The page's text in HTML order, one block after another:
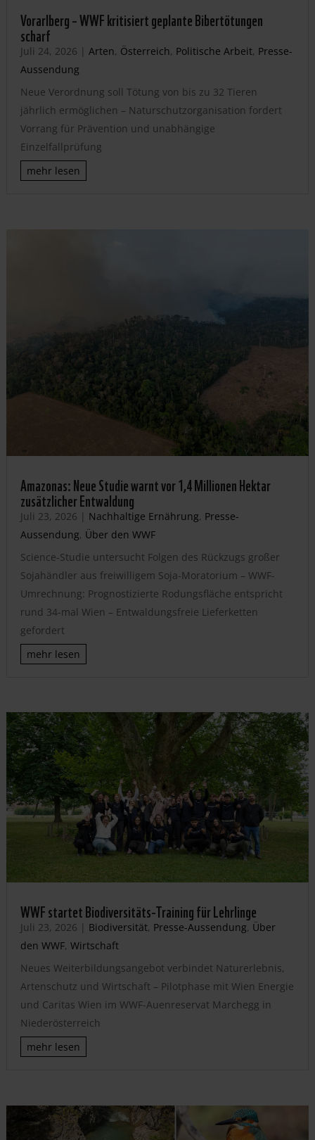
Vorarlberg – WWF kritisiert geplante Bibertötungen
scharf
Juli 24, 2026 | Arten, Österreich, Politische Arbeit, Presse-
Aussendung
Neue Verordnung soll Tötung von bis zu 32 Tieren
jährlich ermöglichen – Naturschutzorganisation fordert
Vorrang für Prävention und unabhängige
Einzelfallprüfung
mehr lesen
Amazonas: Neue Studie warnt vor 1,4 Millionen Hektar
zusätzlicher Entwaldung
Juli 23, 2026 | Nachhaltige Ernährung, Presse-
Aussendung, Über den WWF
Science-Studie untersucht Folgen des Rückzugs großer
Sojahändler aus freiwilligem Soja-Moratorium – WWF-
Umrechnung: Prognostizierte Rodungsfläche entspricht
rund 34-mal Wien – Entwaldungsfreie Lieferketten
gefordert
mehr lesen
WWF startet Biodiversitäts-Training für Lehrlinge
Juli 23, 2026 | Biodiversität, Presse-Aussendung, Über
den WWF, Wirtschaft
Neues Weiterbildungsangebot verbindet Naturerlebnis,
Artenschutz und Wirtschaft – Pilotphase mit Wien Energie
und Caritas Wien im WWF-Auenreservat Marchegg in
Niederösterreich
mehr lesen